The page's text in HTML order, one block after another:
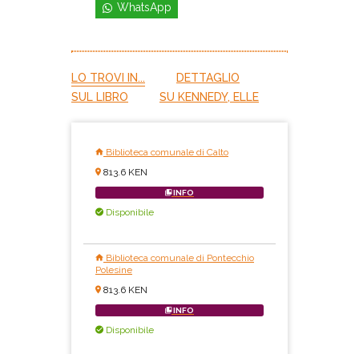
WhatsApp
LO TROVI IN...
DETTAGLIO
SUL LIBRO
SU KENNEDY, ELLE
Biblioteca comunale di Calto
813.6 KEN
INFO
Disponibile
Biblioteca comunale di Pontecchio
Polesine
813.6 KEN
INFO
Disponibile